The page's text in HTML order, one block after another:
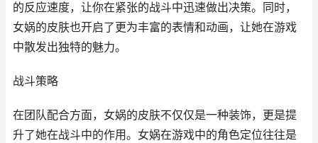
的反应速度，让你在紧张的战斗中迅速做出决策。同时，
女娲的皮肤也开启了更为丰富的表情和动画，让她在游戏
中散发出独特的魅力。
战斗策略
在团队配合方面，女娲的皮肤不仅仅是一种装饰，更是提
升了她在战斗中的作用。女娲在游戏中的角色定位往往是